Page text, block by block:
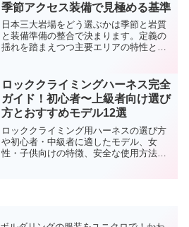
季節アクセス装備で見極める基準
日本三大岩場をどう選ぶかは季節と岩質
と装備準備の整合で決まります。定義の
揺れを踏まえつつ主要エリアの特性とア
が減ります。
ロッククライミングハーネス完全
ガイド！初心者〜上級者向け選び
方とおすすめモデル12選
ロッククライミング用ハーネスの選び方
や初心者・中級者に適したモデル、女
性・子供向けの特徴、安全な使用方法や